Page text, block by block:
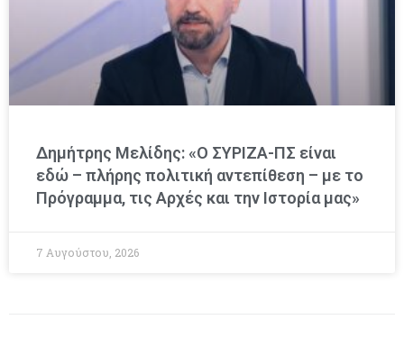
Δημήτρης Μελίδης: «Ο ΣΥΡΙΖΑ-ΠΣ είναι
εδώ – πλήρης πολιτική αντεπίθεση – με το
Πρόγραμμα, τις Αρχές και την Ιστορία μας»
7 Αυγούστου, 2026